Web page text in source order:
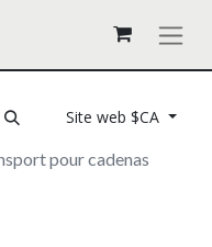
Site web $CA
pour cadenas